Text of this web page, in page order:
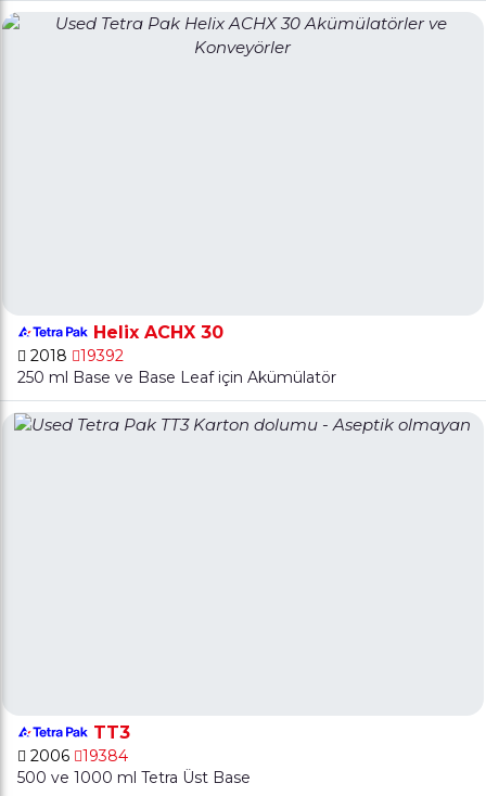
Helix ACHX 30
2018
19392
250 ml Base ve Base Leaf için Akümülatör
TT3
2006
19384
500 ve 1000 ml Tetra Üst Base